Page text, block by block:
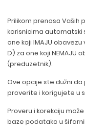
Prilikom prenosa Vaših
korisnicima automatski
one koji IMAJU
D) za one koji NEMAJU
(preduzetnik).
Ove opcije ste dužni
proverite i korigujete u
Proveru i korekciju
baze podataka u